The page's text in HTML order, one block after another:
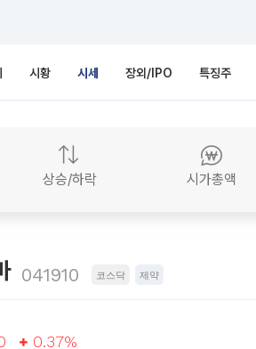
시황 시세 장외/IPO 특징주
상승/하락 시가총액
041910 코스닥 제약
0.37%